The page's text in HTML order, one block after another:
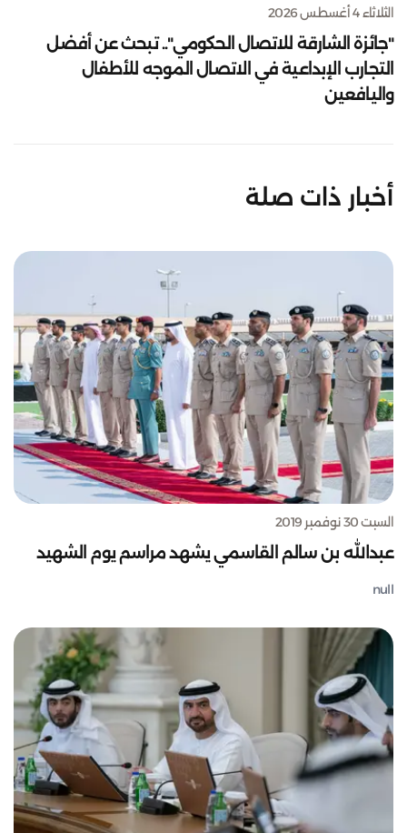
الثلاثاء 4 أغسطس 2026
"جائزة الشارقة للاتصال الحكومي".. تبحث عن أفضل
التجارب الإبداعية في الاتصال الموجه للأطفال
واليافعين
أخبار ذات صلة
السبت 30 نوفمبر 2019
عبدالله بن سالم القاسمي يشهد مراسم يوم الشهيد
null